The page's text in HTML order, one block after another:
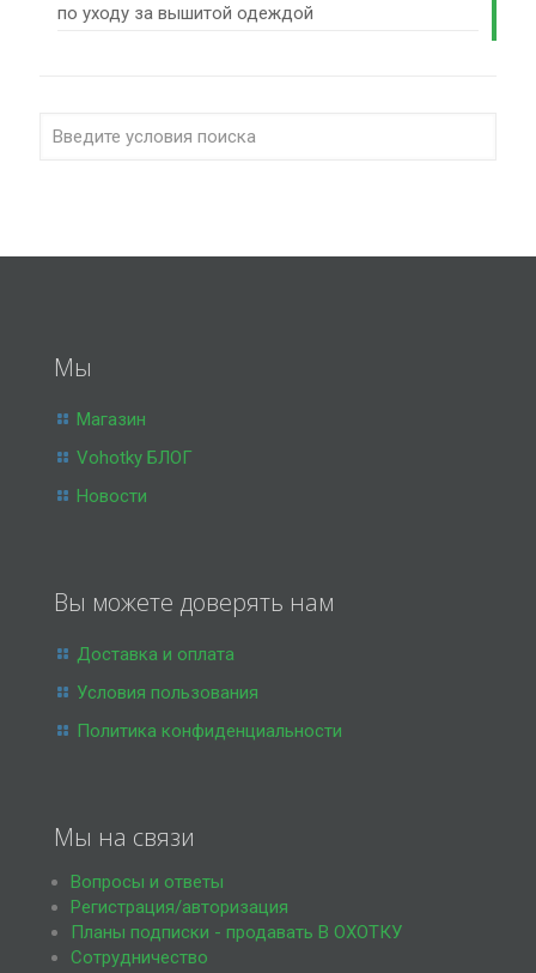
по уходу за вышитой одеждой
Мы
Магазин
Vohotky БЛОГ
Новости
Вы можете доверять нам
Доставка и оплата
Условия пользования
Политика конфиденциальности
Мы на связи
Вопросы и ответы
Регистрация/авторизация
Планы подписки - продавать В ОХОТКУ
Сотрудничество